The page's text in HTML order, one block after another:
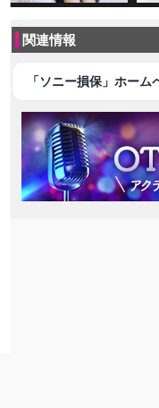
関連情報
「ソニー損保」ホーム